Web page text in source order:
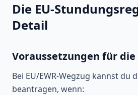
Die EU-
Detail
Voraussetzungen für
Bei EU/EWR-Wegzug kannst du
beantragen, wenn: